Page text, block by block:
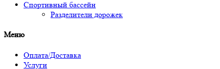
Спортивный бассейн
Разделители дорожек
Меню
Оплата/Доставка
Услуги